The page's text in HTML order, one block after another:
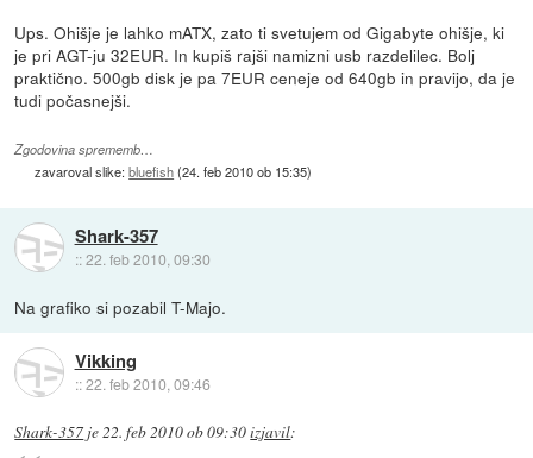
Ups. Ohišje je lahko mATX, zato ti svetujem od Gigabyte ohišje, ki
je pri AGT-ju 32EUR. In kupiš rajši namizni usb razdelilec. Bolj
praktično. 500gb disk je pa 7EUR ceneje od 640gb in pravijo, da je
tudi počasnejši.
Zgodovina sprememb…
zavaroval slike:bluefish(24. feb 2010 ob 15:35)
Shark-357
::22. feb 2010, 09:30
Na grafiko si pozabil T-Majo.
Vikking
::22. feb 2010, 09:46
Shark-357 je22. feb 2010 ob 09:30izjavil: